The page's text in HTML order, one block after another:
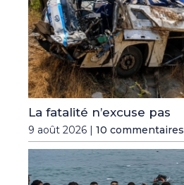
La fatalité n’excuse pas
9 août 2026 | 10 commentaires